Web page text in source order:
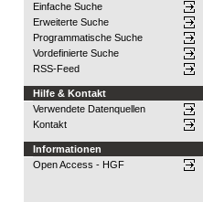
Einfache Suche
Erweiterte Suche
Programmatische Suche
Vordefinierte Suche
RSS-Feed
Hilfe & Kontakt
Verwendete Datenquellen
Kontakt
Informationen
Open Access - HGF